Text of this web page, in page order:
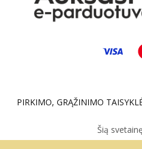
PIRKIMO, GRĄŽINIMO
Šią